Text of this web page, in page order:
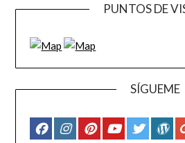
PUNTOS DE
SÍGUEME